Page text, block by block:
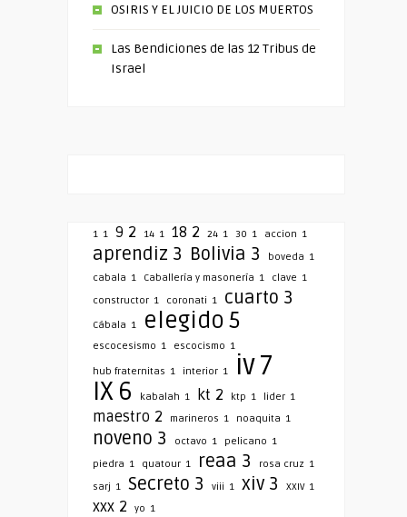
OSIRIS Y EL JUICIO DE LOS MUERTOS
Las Bendiciones de las 12 Tribus de
Israel
1 1 9 2 14 1 18 2 24 1 30 1 accion 1
aprendiz 3 Bolivia 3 boveda 1
cabala 1 Caballería y masonería 1 clave 1
constructor 1 coronati 1 cuarto 3
Cábala 1 elegido5
escocesismo 1 escocismo 1
hub fraternitas 1 interior 1 iv7
IX 6 kabalah 1 kt 2 ktp 1 lider 1
maestro 2 marineros 1 noaquita 1
noveno 3 octavo 1 pelicano 1
piedra 1 quatour 1 reaa 3 rosa cruz 1
sarj 1 Secreto 3 viii 1 xiv 3 XXIV 1
xxx 2 yo 1